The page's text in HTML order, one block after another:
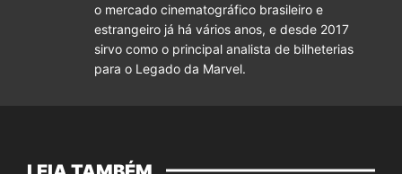
o mercado cinematográfico brasileiro e
estrangeiro já há vários anos, e desde 2017
sirvo como o principal analista de bilheterias
para o Legado da Marvel.